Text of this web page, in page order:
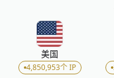
美国
4,850,953个 IP